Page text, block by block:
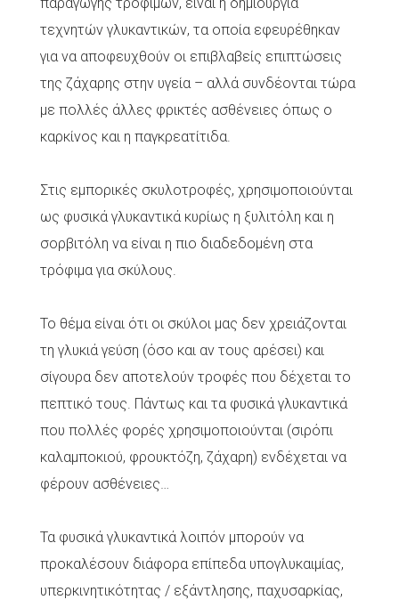
παραγωγής τροφίμων, είναι η δημιουργία
τεχνητών γλυκαντικών, τα οποία εφευρέθηκαν
για να αποφευχθούν οι επιβλαβείς επιπτώσεις
της ζάχαρης στην υγεία – αλλά συνδέονται τώρα
με πολλές άλλες φρικτές ασθένειες όπως ο
καρκίνος και η παγκρεατίτιδα.
Στις εμπορικές σκυλοτροφές, χρησιμοποιούνται
ως φυσικά γλυκαντικά κυρίως η ξυλιτόλη και η
σορβιτόλη να είναι η πιο διαδεδομένη στα
τρόφιμα για σκύλους.
Το θέμα είναι ότι οι σκύλοι μας δεν χρειάζονται
τη γλυκιά γεύση (όσο και αν τους αρέσει) και
σίγουρα δεν αποτελούν τροφές που δέχεται το
πεπτικό τους. Πάντως και τα φυσικά γλυκαντικά
που πολλές φορές χρησιμοποιούνται (σιρόπι
καλαμποκιού, φρουκτόζη, ζάχαρη) ενδέχεται να
φέρουν ασθένειες…
Τα φυσικά γλυκαντικά λοιπόν μπορούν να
προκαλέσουν διάφορα επίπεδα υπογλυκαιμίας,
υπερκινητικότητας / εξάντλησης, παχυσαρκίας,